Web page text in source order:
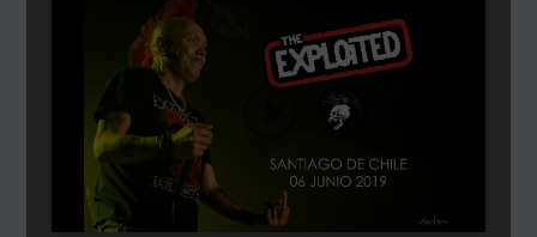
Dă clic pentru a accepta cookie-urile
pentru marketing și pentru a activa
acest conținut